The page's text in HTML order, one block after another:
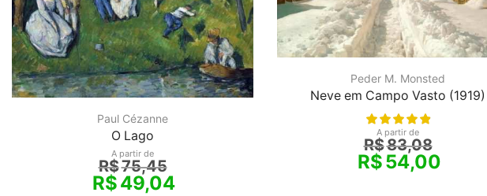
Paul Cézanne
O Lago
A partir de
R$75,45
R$49,04
Peder M. Monsted
Neve em Campo Vasto (1919)
A partir de
R$83,08
R$54,00